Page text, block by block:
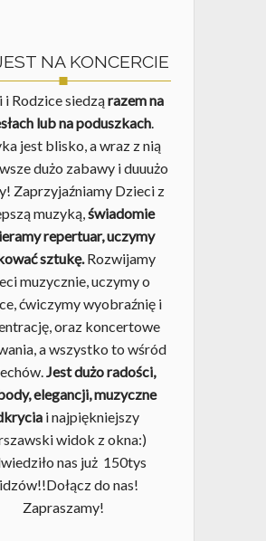
NA KONCERCIE
i Rodzice siedząrazem na
lub na poduszkach.
jest blisko, a wraz z nią
dużo zabawy i duuużo
Zaprzyjaźniamy Dzieci z
muzyką,świadomie
repertuar, uczymy
sztukę.Rozwijamy
muzycznie, uczymy o
ćwiczymy wyobraźnię i
oraz koncertowe
a wszystko to wśród
Jest dużo radości,
elegancji, muzyczne
i najpiękniejszy
widok z okna:)
nas już 150tys
do nas!
Zapraszamy!